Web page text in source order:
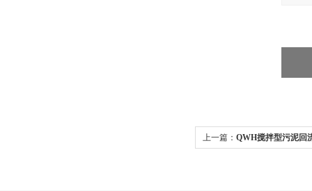
上一篇： QWH搅拌型污泥回